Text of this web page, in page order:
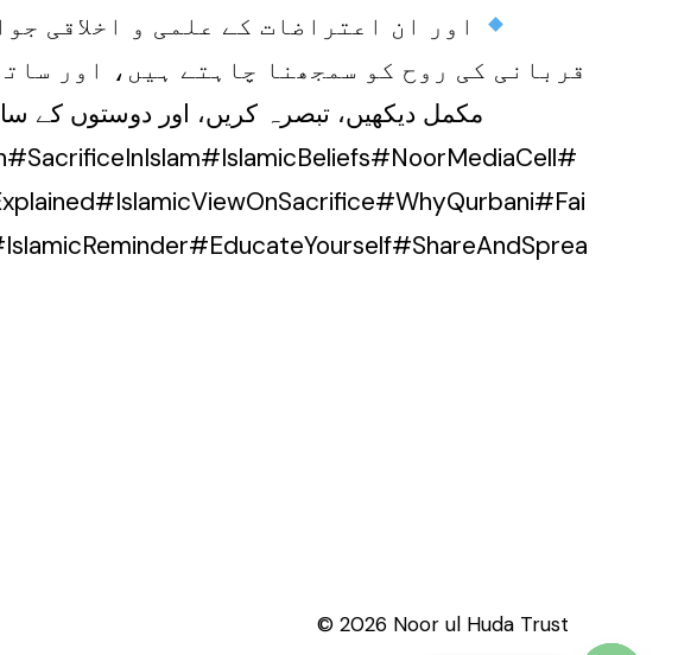
اور ان اعتراضات کے علمی و اخلاقی
قربانی کی روح کو سمجھنا چاہتے ہیں، اور
مکمل دیکھیں، تبصرہ کریں، اور دوستوں
© 2026 Noor ul Huda Trust